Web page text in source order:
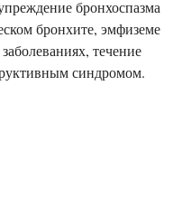
бронхоспазма
бронхите, эмфиземе
течение
синдромом.